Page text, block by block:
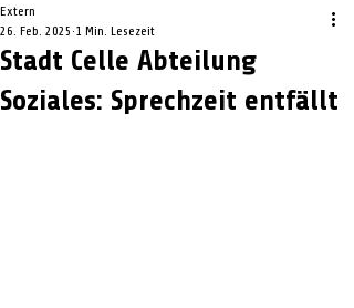
Stadt Celle Abteilung
Soziales: Sprechzeit entfällt
Extern
26. Feb. 2025 1 Min. Lesezeit